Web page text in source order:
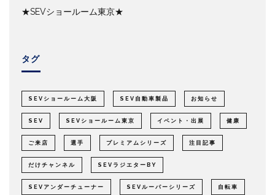
★SEVショールーム東京★
タグ
SEVショールーム大阪 SEV自動車製品 お知らせ
SEV SEVショールーム東京 イベント・出展 健康
ご来店 選手 プレミアムシリーズ 注目記事
だけチャンネル SEVラジエターBY
SEVアンダーチューナー SEVルーパーシリーズ 自転車